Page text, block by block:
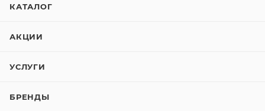
КАТАЛОГ
АКЦИИ
УСЛУГИ
БРЕНДЫ